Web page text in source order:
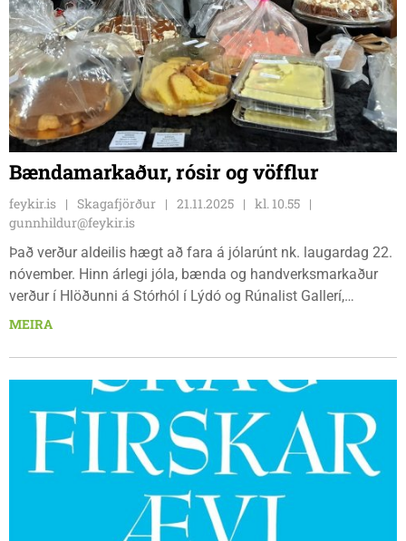
Bændamarkaður, rósir og vöfflur
feykir.is Skagafjörður 21.11.2025
kl. 10.55
gunnhildur@feykir.is
Það verður aldeilis hægt að fara á jólarúnt nk. laugardag 22.
nóvember. Hinn árlegi jóla, bænda og handverksmarkaður
verður í Hlöðunni á Stórhól í Lýdó og Rúnalist Gallerí,
kaffihúsið Starrastöðum og handverks og sölubasar
firðinum.
MEIRA